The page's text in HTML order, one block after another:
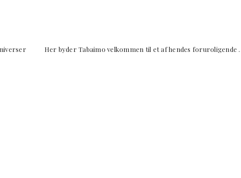
Her byder Tabaimo velkommen til et af hendes foruroligende